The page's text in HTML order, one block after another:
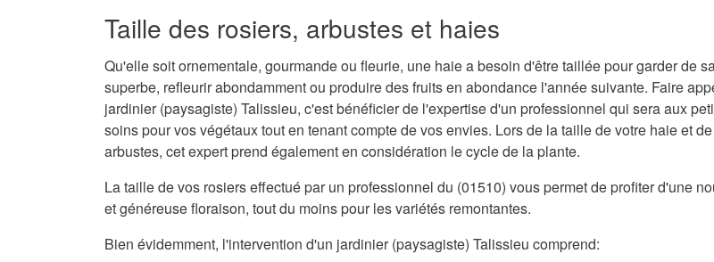
Taille des rosiers, arbustes et haies
Qu'elle soit ornementale, gourmande ou fleurie, une haie a besoin d'être taillée pour garder de
superbe, refleurir abondamment ou produire des fruits en abondance l'année suivante. Faire
jardinier (paysagiste) Talissieu, c'est bénéficier de l'expertise d'un professionnel qui sera aux
soins pour vos végétaux tout en tenant compte de vos envies. Lors de la taille de votre haie et
arbustes, cet expert prend également en considération le cycle de la plante.
La taille de vos rosiers effectué par un professionnel du (01510) vous permet de profiter d'une
et généreuse floraison, tout du moins pour les variétés remontantes.
Bien évidemment, l'intervention d'un jardinier (paysagiste) Talissieu comprend: